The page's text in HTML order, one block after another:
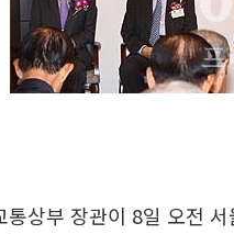
통상부 장관이 8일 오전